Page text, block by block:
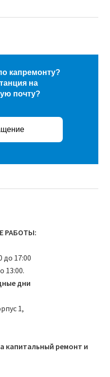
капремонту?
на
почту?
РАБОТЫ:
до 17:00
13:00.
дни
1,
капитальный ремонт и